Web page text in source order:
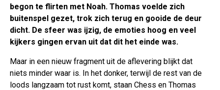
begon te flirten met Noah. Thomas voelde zich
buitenspel gezet, trok zich terug en gooide de deur
dicht. De sfeer was ijzig, de emoties hoog en veel
kijkers gingen ervan uit dat dit het einde was.
Maar in een nieuw fragment uit de aflevering blijkt dat
niets minder waar is. In het donker, terwijl de rest van de
loods langzaam tot rust komt, staan Chess en Thomas